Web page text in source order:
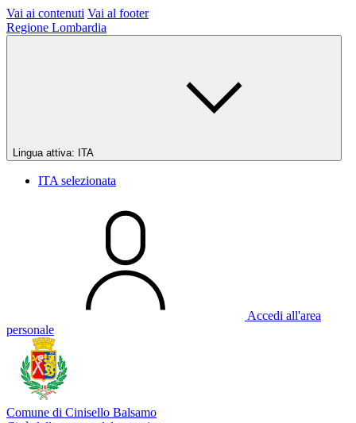
Vai ai contenuti Vai al footer
Regione Lombardia
Lingua attiva: ITA
ITA selezionata
Accedi all'area
personale
Comune di Cinisello Balsamo